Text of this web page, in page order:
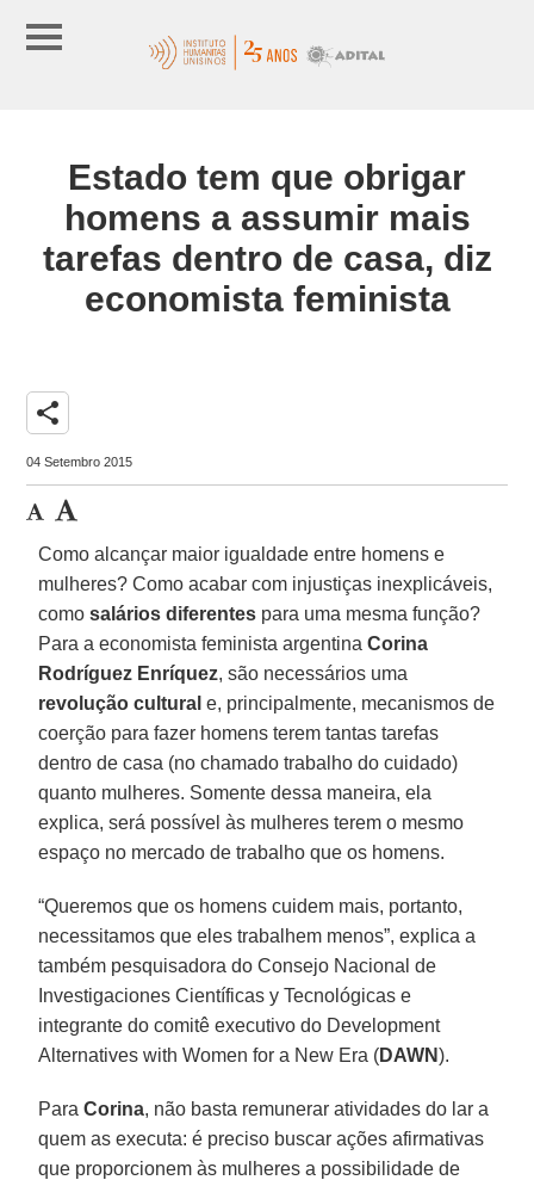
Estado tem que obrigar
homens a assumir mais
tarefas dentro de casa, diz
economista feminista
share
04 Setembro 2015
Como alcançar maior igualdade entre homens e
mulheres? Como acabar com injustiças inexplicáveis,
comosalários diferentes para uma mesma função?
Para a economista feminista argentinaCorina
Rodríguez Enríquez, são necessários uma
revolução cultural e, principalmente, mecanismos de
coerção para fazer homens terem tantas tarefas
dentro de casa (no chamado trabalho do cuidado)
quanto mulheres. Somente dessa maneira, ela
explica, será possível às mulheres terem o mesmo
espaço no mercado de trabalho que os homens.
“Queremos que os homens cuidem mais, portanto,
necessitamos que eles trabalhem menos”, explica a
também pesquisadora do Consejo Nacional de
Investigaciones Científicas y Tecnológicas e
integrante do comitê executivo do Development
Alternatives with Women for a New Era (DAWN).
ParaCorina, não basta remunerar atividades do lar a
quem as executa: é preciso buscar ações afirmativas
que proporcionem às mulheres a possibilidade de